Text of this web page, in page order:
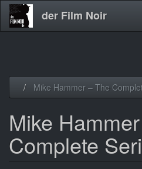
der Film Noir
Mike Hammer – The
Mike
Complete